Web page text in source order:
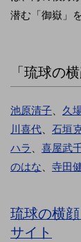
潜む「御嶽」
「琉球の
池原清子 久
川喜代
石垣
ハラ
喜屋武
のはな
寺田
琉球の横
サイト